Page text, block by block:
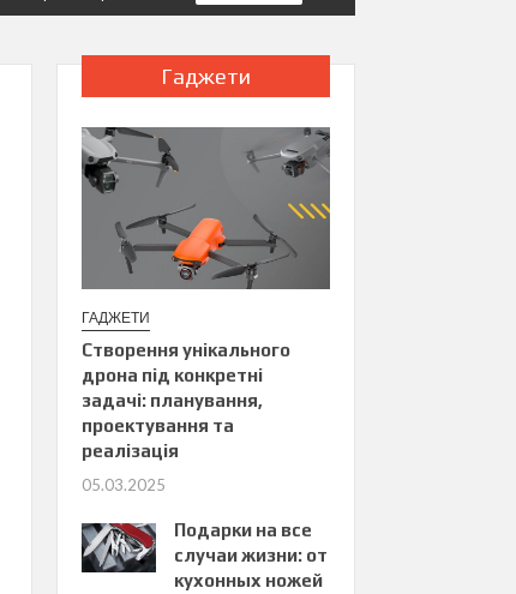
Гаджети
ГАДЖЕТИ
Створення унікального
дрона під конкретні
задачі: планування,
проектування та
реалізація
05.03.2025
Подарки на все
случаи жизни: от
кухонных ножей